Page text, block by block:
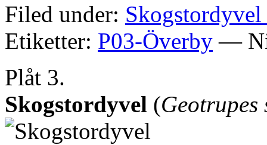
Filed under: Skogstordyvel
Etiketter: P03-Överby —
Plåt 3.
Skogstordyvel (Geotrupes